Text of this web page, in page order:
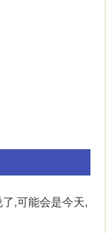
,可能会是今天,